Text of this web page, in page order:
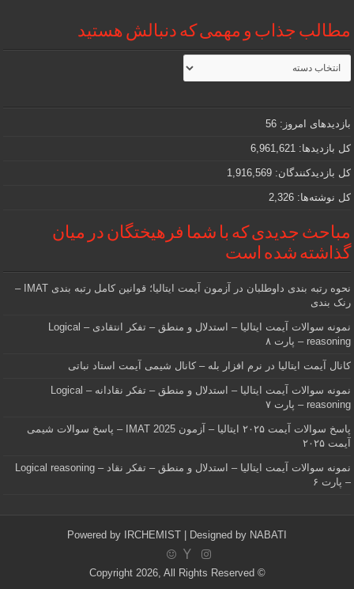
مطالب جذاب و مهمی که دنبالش هستید
مطالب
جذاب
و
که
دنبالش
هستید
بازدیدهای امروز:56
کل بازدیدها:6,961,621
کل بازدیدکنند‌گان:1,916,569
کل نوشته‌ها:2,326
مباحث جدیدی که با شما فرهیختگان در میان
گذاشته شده است
نحوه رتبه بندی داوطلبان در آزمون آیمت ایتالیا؛ قوانین کامل رتبه بندی IMAT –
رنک بندی
نمونه سوالات آیمت ایتالیا – استدلال و منطق – تفکر انتقادی – Logical
reasoning – پارت ۸
کانال آیمت ایتالیا در نرم افزار بله – کانال شیمی آیمت استاد نباتی
نمونه سوالات آیمت ایتالیا – استدلال و منطق – تفکر نقادانه – Logical
reasoning – پارت ۷
پاسخ سوالات آیمت ۲۰۲۵ ایتالیا – آزمون IMAT 2025 – پاسخ سوالات شیمی
آیمت ۲۰۲۵
نمونه سوالات آیمت ایتالیا – استدلال و منطق – تفکر نقاد – Logical reasoning
– پارت ۶
Powered by IRCHEMIST | Designed by NABATI
© Copyright 2026, All Rights Reserved